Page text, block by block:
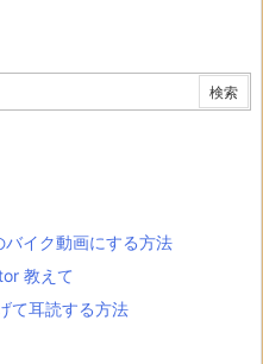
イク動画にする方法
教えて
て耳読する方法